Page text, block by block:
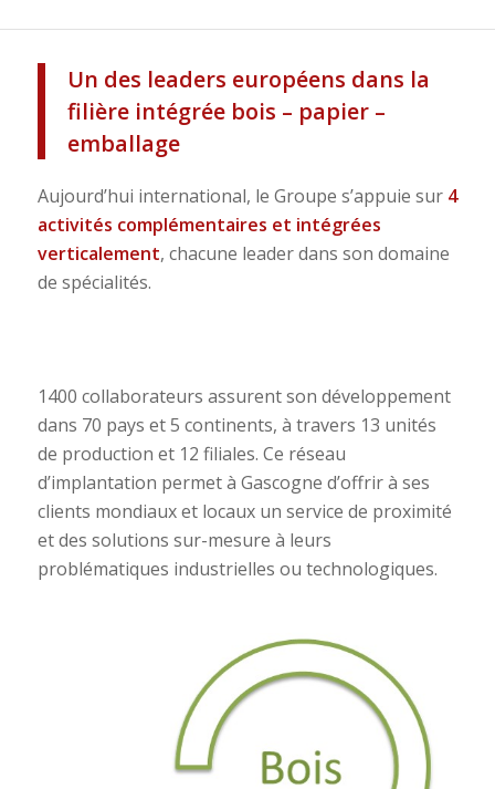
Un des leaders européens dans la
filière intégrée bois – papier –
emballage
Aujourd’hui international, le Groupe s’appuie sur 4
activités complémentaires et intégrées
verticalement, chacune leader dans son domaine
de spécialités.
1400 collaborateurs assurent son développement
dans 70 pays et 5 continents, à travers 13 unités
de production et 12 filiales. Ce réseau
d’implantation permet à Gascogne d’offrir à ses
clients mondiaux et locaux un service de proximité
et des solutions sur-mesure à leurs
problématiques industrielles ou technologiques.